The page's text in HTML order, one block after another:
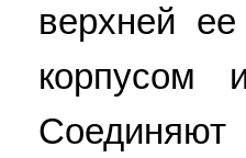
верхней
корпусом